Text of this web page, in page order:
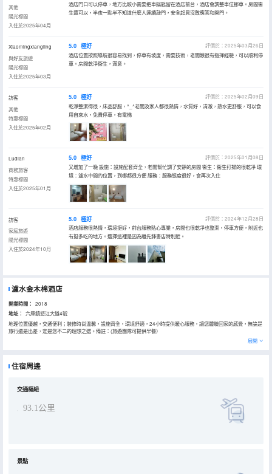
其他
陽光標間
入住於2025年04月
酒店門口可以停車，地方比較小需要把車鑰匙留在酒店前台，酒店會調整車位挪車。房間衞
生還可以，半夜一點半不知道什麼人連續敲門，安全起見沒敢應答和開門。
Xiaomingxiangling
與好友旅遊
陽光標間
入住於2025年03月
5.0 極好
評價於：2025年03月26日
酒店位置按照導航很容易找到，停車有坡度，需要技術，老闆娘很有指揮經驗，可以順利停
車。房間乾淨衞生，滿意。
訪客
其他
特惠標間
入住於2025年02月
5.0 極好
評價於：2025年02月09日
乾淨整潔得很，床品舒服，^_^老闆及家人都很熱情，水質好，清澈，熱水更舒服，可以食
用自來水，免費停車，有電梯
Ludian
商務旅客
特惠標間
入住於2025年01月
5.0 極好
評價於：2025年01月08日
又增加了一晚 設施：設施配套齊全，老闆幫忙調了安靜的房間 衞生：衞生打掃的很乾凈 環
境：瀘水中間的位置，到哪都很方便 服務：服務態度很好，會再次入住
訪客
家庭旅遊
陽光標間
入住於2024年10月
5.0 極好
評價於：2024年12月28日
酒店服務很熱情，環境挺好，前台服務貼心專業，房間也很乾凈也整潔，停車方便，附近也
有挺多吃的地方。選擇這裡是因為離先鋒書店特別近。
瀘水金木棉酒店
開業時間： 2018
地址：
六庫鎮怒江大道4號
地理位置優越，交通便利；裝修時尚温馨，設施齊全，環境舒適，24小時提供暖心服務，讓您體驗回家的感覺，無論是
旅行還是出差，定是您不二的理想之選。備註：(旅遊團隊可提供早餐）
展開
住宿周邊
交通樞紐
93.1公里
景點